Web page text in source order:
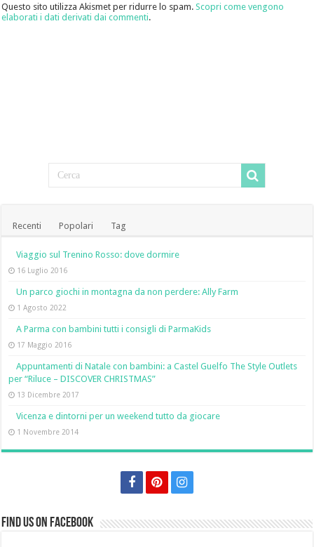
Questo sito utilizza Akismet per ridurre lo spam.Scopri come vengono
elaborati i dati derivati dai commenti.
Recenti Popolari Tag
Viaggio sul Trenino Rosso: dove dormire
16 Luglio 2016
Un parco giochi in montagna da non perdere: Ally Farm
1 Agosto 2022
A Parma con bambini tutti i consigli di ParmaKids
17 Maggio 2016
Appuntamenti di Natale con bambini: a Castel Guelfo The Style Outlets
per “Riluce – DISCOVER CHRISTMAS”
13 Dicembre 2017
Vicenza e dintorni per un weekend tutto da giocare
1 Novembre 2014
Find us on Facebook